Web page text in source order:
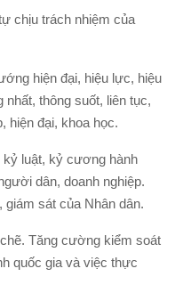
chịu trách nhiệm của
hiện đại, hiệu lực, hiệu
thông suốt, liên tục,
hiện đại, khoa học.
kỷ luật, kỷ cương hành
dân, doanh nghiệp.
sát của Nhân dân.
Tăng cường kiểm soát
quốc gia và việc thực